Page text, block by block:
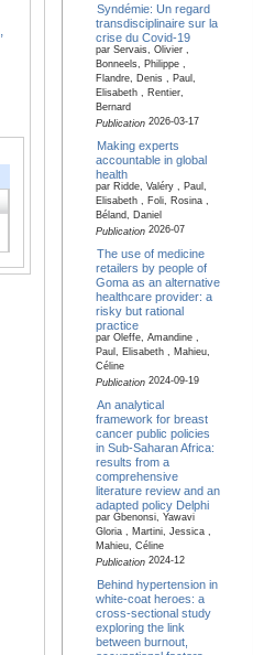
Syndémie: Un regard
transdisciplinaire sur la
crise du Covid-19
par Servais, Olivier ,
Bonneels, Philippe ,
Flandre, Denis , Paul,
Elisabeth , Rentier,
Bernard
Publication2026-03-17
Making experts
accountable in global
health
par Ridde, Valéry , Paul,
Elisabeth , Foli, Rosina ,
Béland, Daniel
Publication2026-07
The use of medicine
retailers by people of
Goma as an alternative
healthcare provider: a
risky but rational
practice
par Oleffe, Amandine ,
Paul, Elisabeth , Mahieu,
Céline
Publication2024-09-19
An analytical
framework for breast
cancer public policies
in Sub-Saharan Africa:
results from a
comprehensive
literature review and an
adapted policy Delphi
par Gbenonsi, Yawavi
Gloria , Martini, Jessica ,
Mahieu, Céline
Publication2024-12
Behind hypertension in
white-coat heroes: a
cross-sectional study
exploring the link
between burnout,